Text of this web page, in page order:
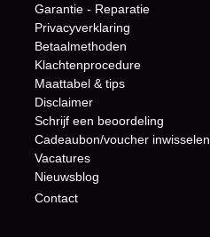
Garantie - Reparatie
Privacyverklaring
Betaalmethoden
Klachtenprocedure
Maattabel & tips
Disclaimer
Schrijf een beoordeling
Cadeaubon/voucher inwisselen
Vacatures
Nieuwsblog
Contact